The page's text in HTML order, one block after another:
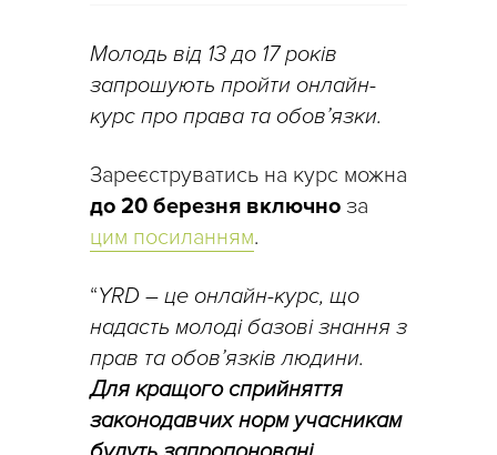
Молодь від 13 до 17 років
запрошують пройти онлайн-
курс про права та обов’язки.
Зареєструватись на курс можна
до 20 березня включно за
цим посиланням.
“YRD – це онлайн-курс, що
надасть молоді базові знання з
прав та обов’язків людини.
Для кращого сприйняття
законодавчих норм учасникам